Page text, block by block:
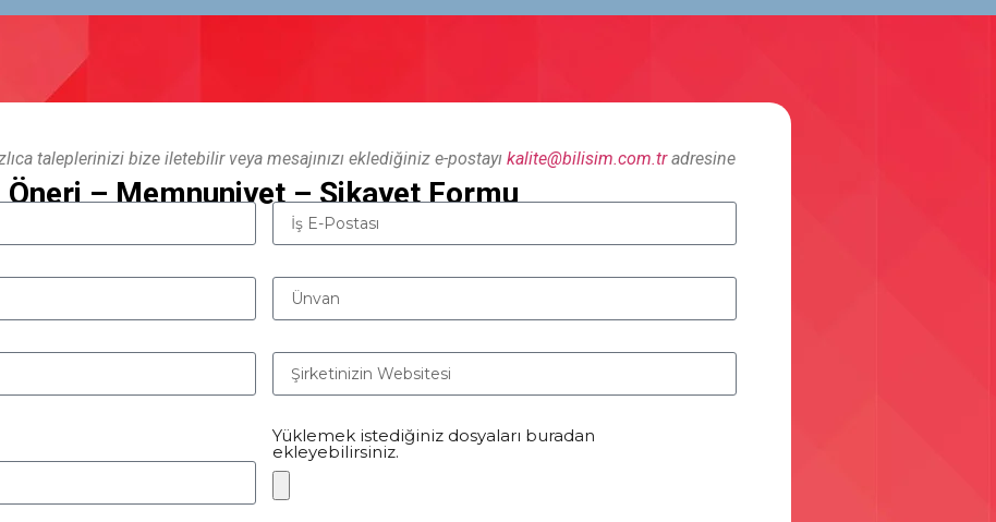
taleplerinizi bize iletebilir veya mesajınızı eklediğiniz e-postayıkalite@bilisim.com.tradresine
Öneri – Memnuniyet – Şikayet Formu
Yüklemek istediğiniz dosyaları buradan
ekleyebilirsiniz.